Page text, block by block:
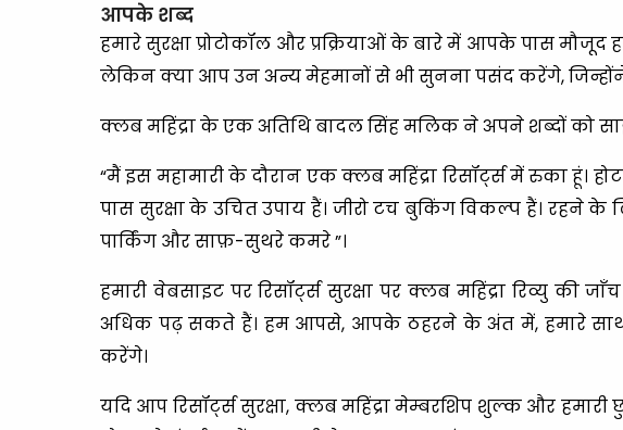
आपके शब्द
हमारे सुरक्षा प्रोटोकॉल और प्रक्रियाओं के बारे में आपके पास
लेकिन क्या आप उन अन्य मेहमानों से भी सुनना पसंद करेंगे,
क्लब महिंद्रा के एक अतिथि बादल सिंह मलिक ने अपने शब्दों को
“मैं इस महामारी के दौरान एक क्लब महिंद्रा रिसॉर्ट्स में रुका हूं।
पास सुरक्षा के उचित उपाय हैं। जीरो टच बुकिंग विकल्प हैं। रहने के
पार्किंग और साफ़-सुथरे कमरे ”।
हमारी वेबसाइट पर रिसॉर्ट्स सुरक्षा पर क्लब महिंद्रा रिव्यु
अधिक पढ़ सकते हैं। हम आपसे, आपके ठहरने के अंत में, हमारे
करेंगे।
यदि आप रिसॉर्ट्स सुरक्षा, क्लब महिंद्रा मेम्बरशिप शुल्क और